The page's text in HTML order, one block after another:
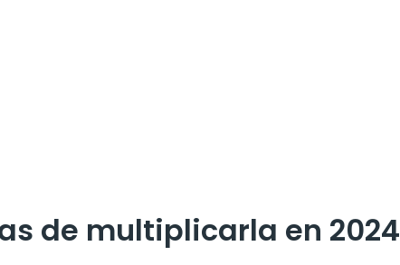
de multiplicarla en 2024